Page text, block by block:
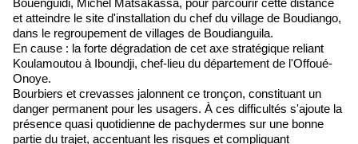
Bouenguidi, Michel Matsakassa, pour parcourir cette distance
et atteindre le site d'installation du chef du village de Boudiango,
dans le regroupement de villages de Boudianguila.
En cause : la forte dégradation de cet axe stratégique reliant
Koulamoutou à Iboundji, chef-lieu du département de l'Offoué-
Onoye.
Bourbiers et crevasses jalonnent ce tronçon, constituant un
danger permanent pour les usagers. À ces difficultés s'ajoute la
présence quasi quotidienne de pachydermes sur une bonne
partie du trajet, accentuant les risques et compliquant